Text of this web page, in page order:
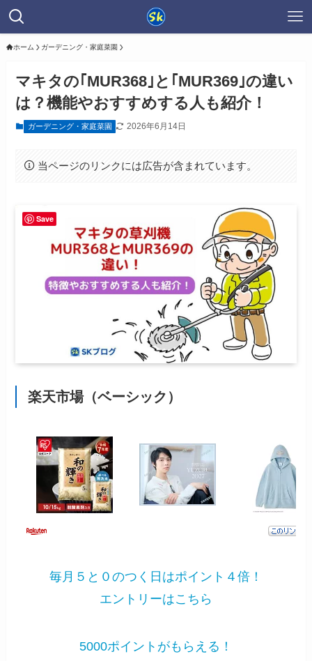
ホーム ガーデニング・家庭菜園
マキタの｢MUR368｣と｢MUR369｣の違い
は？機能やおすすめする人も紹介！
ガーデニング・家庭菜園 2026年6月14日
当ページのリンクには広告が含まれています。
楽天市場（ベーシック）
毎月５と０のつく日はポイント４倍！
エントリーはこちら
5000ポイントがもらえる！
Save